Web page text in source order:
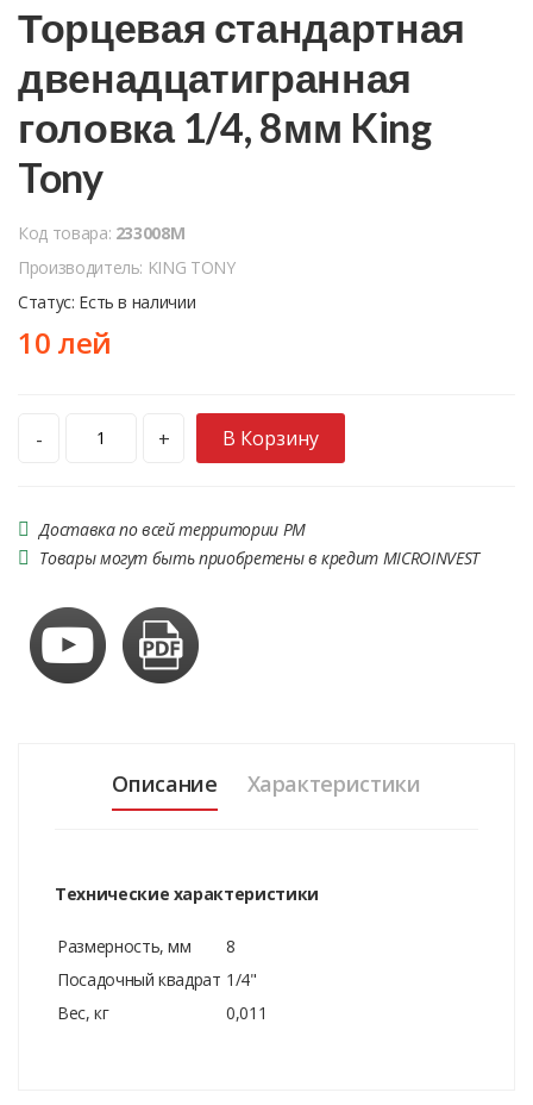
Торцевая стандартная
двенадцатигранная
головка 1/4, 8мм King
Tony
Код товара: 233008M
Производитель: KING TONY
Статус: Есть в наличии
10 лей
- + В Корзину
Доставка по всей территории РМ
Товары могут быть приобретены в кредит MICROINVEST
Описание Характеристики
Технические характеристики
Размерность, мм
8
Посадочный квадрат 1/4"
Вес, кг
0,011